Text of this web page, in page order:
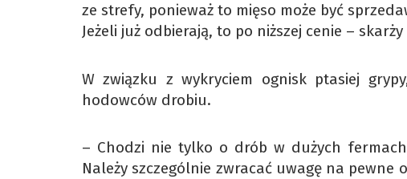
ze strefy, ponieważ to mięso może być
Jeżeli już odbierają, to po niższej cenie –
W związku z wykryciem ognisk ptasiej
hodowców drobiu.
– Chodzi nie tylko o drób w dużych
Należy szczególnie zwracać uwagę na